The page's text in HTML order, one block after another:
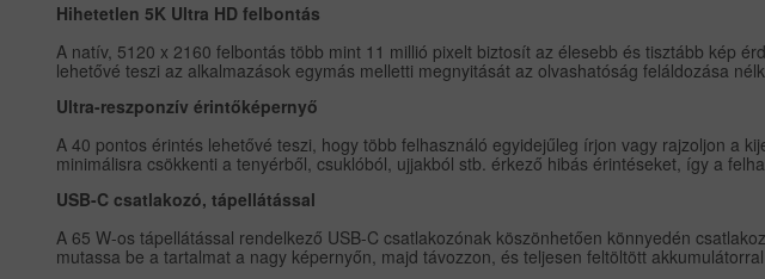
Hihetetlen 5K Ultra HD felbontás
A natív, 5120 x 2160 felbontás több mint 11 millió pixelt biztosít az élesebb és tisztább kép
lehetővé teszi az alkalmazások egymás melletti megnyitását az olvashatóság feláldozása
Ultra-reszponzív érintőképernyő
A 40 pontos érintés lehetővé teszi, hogy több felhasználó egyidejűleg írjon vagy rajzoljon a
minimálisra csökkenti a tenyérből, csuklóból, ujjakból stb. érkező hibás érintéseket, így a
USB-C csatlakozó, tápellátással
A 65 W-os tápellátással rendelkező USB-C csatlakozónak köszönhetően könnyedén
mutassa be a tartalmat a nagy képernyőn, majd távozzon, és teljesen feltöltött